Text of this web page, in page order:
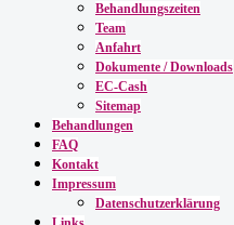
Behandlungszeiten
Team
Anfahrt
Dokumente / Downloads
EC-Cash
Sitemap
Behandlungen
FAQ
Kontakt
Impressum
Datenschutzerklärung